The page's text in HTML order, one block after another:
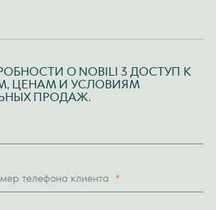
О NOBILI 3 ДОСТУП К
ЦЕНАМ И УСЛОВИЯМ
ПРОДАЖ.
телефона клиента *